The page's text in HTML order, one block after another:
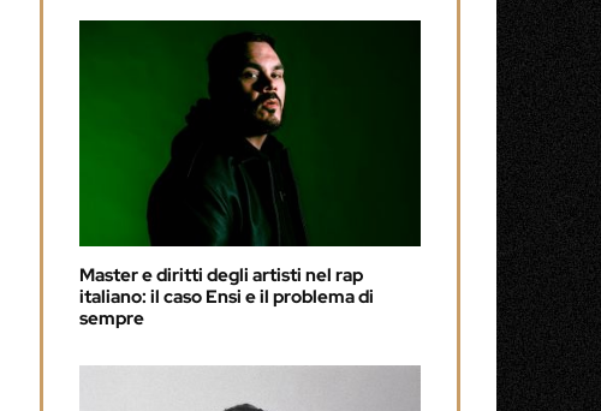
Master e diritti degli artisti nel rap
italiano: il caso Ensi e il problema di
sempre